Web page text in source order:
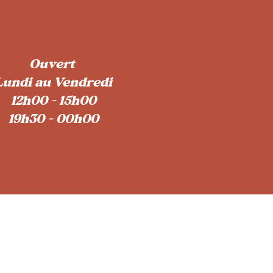
Ouvert
au Vendredi
12h00 - 15h00
19h30 - 00h00